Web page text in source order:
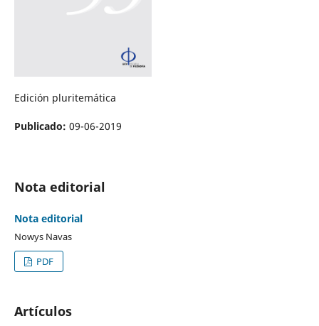
Edición pluritemática
Publicado: 09-06-2019
Nota editorial
Nota editorial
Nowys Navas
PDF
Artículos